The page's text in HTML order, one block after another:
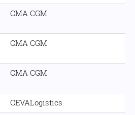
CMA CGM
CMA CGM
CMA CGM
CEVALogistics